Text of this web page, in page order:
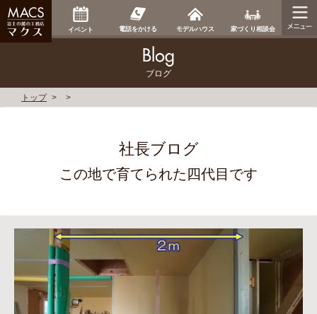
イベント 電話をかける モデルハウス 家づくり相談会
ブログ
トップ
社長ブログ
この地で育てられた四代目です